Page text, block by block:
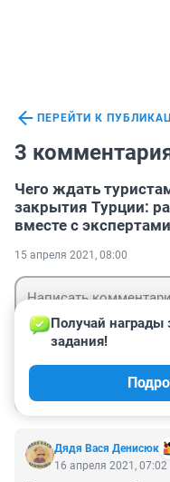
ПЕРЕЙТИ К
3
Чего ждать
закрытия Турции:
вместе с
15 апреля 2021, 08:00
Дядя Вася Денисюк
Получай награды
задания!
16 апреля 2021, 07:02